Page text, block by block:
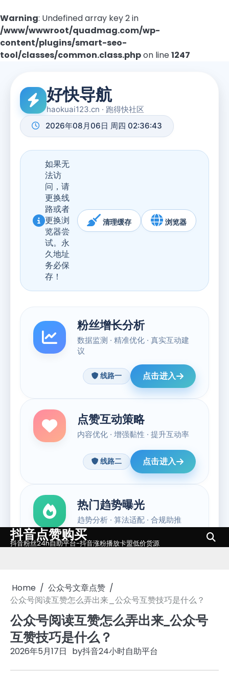
Warning: Undefined array key 2 in
/www/wwwroot/quadmag.com/wp-
content/plugins/smart-seo-
tool/classes/common.class.phpon line1247
Skip
to
抖音点赞购买
抖音粉丝24h自助平台-抖音涨粉播放卡盟低价货源
Home
公众号文章点赞
公众号阅读互赞怎么弄出来_公众号互赞技巧是什么？
公众号阅读互赞怎么弄出来_公众号
互赞技巧是什么？
2026年5月17日 by抖音24小时自助平台